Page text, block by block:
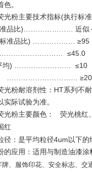
。
光粉主要技术指标(执行标
准品比)………………… 近似
标准品比) ……………… ≥95
≤45.0
平均) …………………… ≤10
℃ …………………………
光粉耐溶剂性：HT系列不
际试验为准。
光粉主要颜色：荧光桃红
红
径：是平均粒径4um以下
的应用：适用与制造油漆涂
牌、服饰印花、安全标志、交
温变粉丝印到底用多少
反光粉太久不用结块要
印花温变粉最适合用在
油性反光粉怎么印花效
反光粉是永久有效的